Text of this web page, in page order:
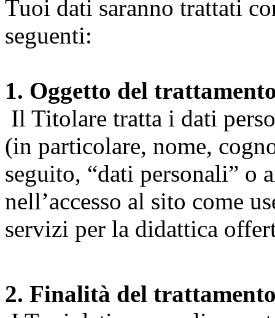
Tuoi dati saranno trattati
seguenti:
1. Oggetto del
Il Titolare tratta i dati
(in particolare, nome,
seguito, “dati personali” o
nell’accesso al sito come
servizi per la didattica
2. Finalità del